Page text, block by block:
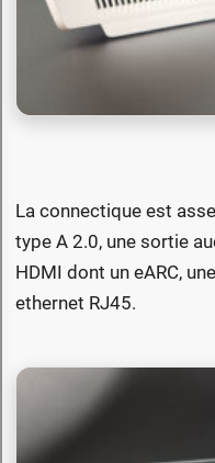
La connectique est
type A 2.0, une sortie
HDMI dont un eARC,
ethernet RJ45.